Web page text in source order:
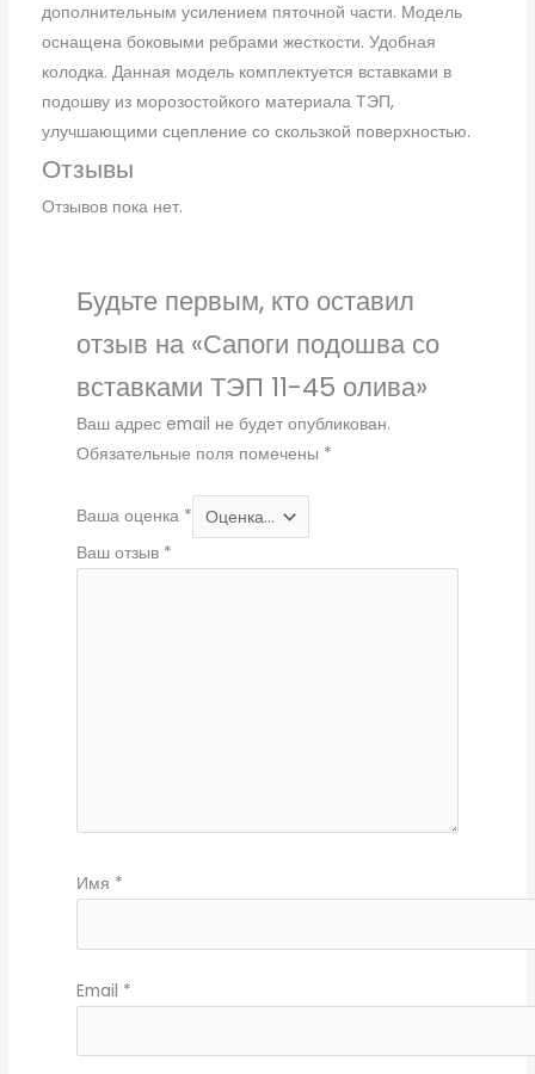
дополнительным усилением пяточной части. Модель
оснащена боковыми ребрами жесткости. Удобная
колодка. Данная модель комплектуется вставками в
подошву из морозостойкого материала ТЭП,
улучшающими сцепление со скользкой поверхностью.
Отзывы
Отзывов пока нет.
Будьте первым, кто оставил
отзыв на «Сапоги подошва со
вставками ТЭП 11-45 олива»
Ваш адрес email не будет опубликован.
Обязательные поля помечены *
Ваша оценка *
Ваш отзыв *
Имя *
Email *